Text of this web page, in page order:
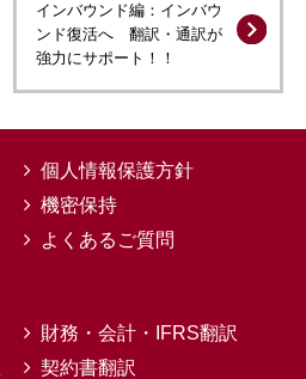
インバウンド編：インバウ
ンド復活へ 翻訳・通訳が
強力にサポート！！
個人情報保護方針
機密保持
よくあるご質問
財務・会計・IFRS翻訳
契約書翻訳